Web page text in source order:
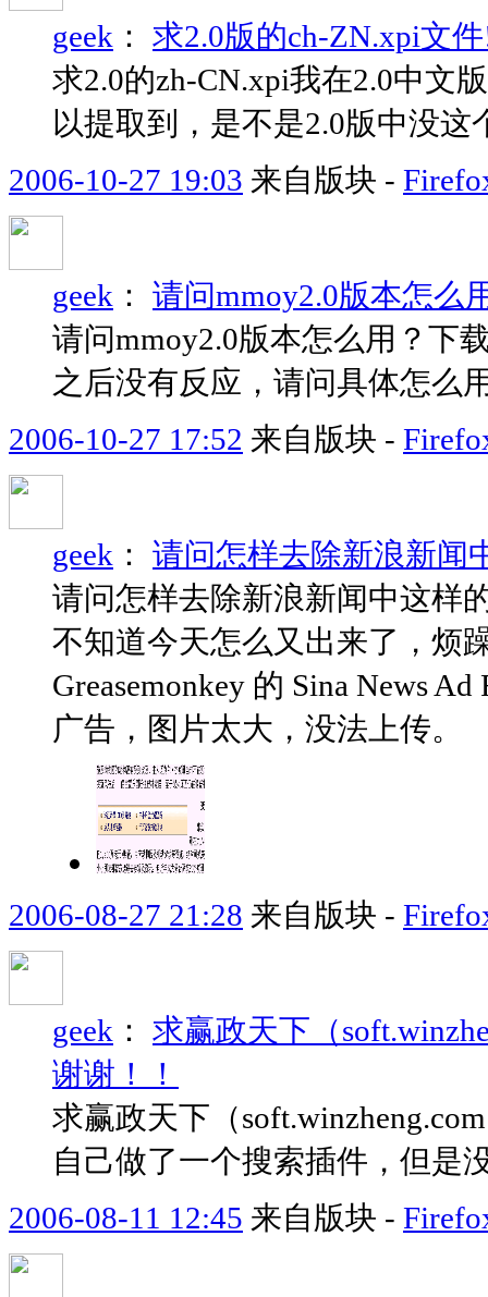
geek ： 求2.0版的ch-ZN.xpi文
求2.0的zh-CN.xpi我在2.0中文
以提取到，是不是2.0版中没
2006-10-27 19:03 来自版块 -
geek ： 请问mmoy2.0版本怎么
请问mmoy2.0版本怎么用？下
之后没有反应，请问具体怎么
2006-10-27 17:52 来自版块 -
geek ： 请问怎样去除新浪新闻
请问怎样去除新浪新闻中这样
不知道今天怎么又出来了，烦
Greasemonkey 的 Sina News
广告，图片太大，没法上传。
2006-08-27 21:28 来自版块 -
geek ： 求赢政天下（
谢谢！！
求赢政天下（
自己做了一个搜索插件，但是
2006-08-11 12:45 来自版块 -